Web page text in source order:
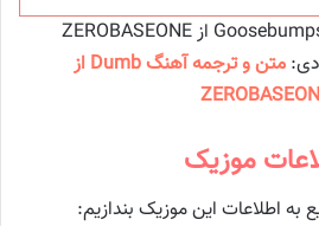
متن و ترجمه آهنگ Dumb از
موزیک
به اطلاعات این موزیک بندازیم: